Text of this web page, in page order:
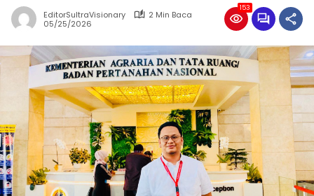
EditorSultraVisionary
2 Min Baca
05/25/2026
153